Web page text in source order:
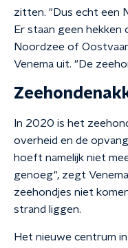
zitten. "Dus echt een
Er staan geen hekken
Noordzee of
Venema uit. "De
In 2020 is het
overheid en de
hoeft namelijk niet
genoeg", zegt
zeehondjes niet
strand liggen.
Het nieuwe centrum